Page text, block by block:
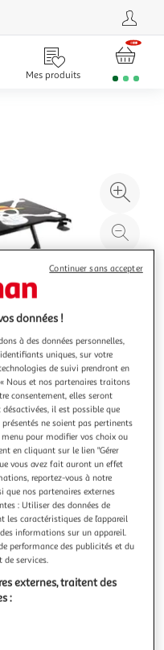
Mes produits
à
magasin
données !
à des données personnelles,
uniques, sur votre
de suivi prendront en
Nous et nos partenaires traitons
consentement, elles seront
il est possible que
ne soient pas pertinents
pour modifier vos choix ou
en cliquant sur le lien "Gérer
vous avez fait auront un effet
reportez-vous à notre
nos partenaires externes
: Utiliser des données de
caractéristiques de l’appareil
informations sur un appareil.
performance des publicités et du
de services.
externes, traitent des
:
Continuer sans accepter